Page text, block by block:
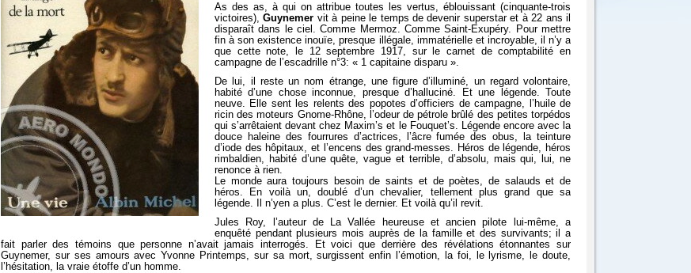
As des as, à qui on attribue toutes les vertus, éblouissant (cinquante-trois
victoires),Guynemer vit à peine le temps de devenir superstar et à 22 ans il
disparaît dans le ciel. Comme Mermoz. Comme Saint-Exupéry. Pour mettre
fin à son existence inouïe, presque illégale, immatérielle et incroyable, il n’y a
que cette note, le 12 septembre 1917, sur le carnet de comptabilité en
campagne de l’escadrille n°3: « 1 capitaine disparu ».
De lui, il reste un nom étrange, une figure d’illuminé, un regard volontaire,
habité d’une chose inconnue, presque d’halluciné. Et une légende. Toute
neuve. Elle sent les relents des popotes d’officiers de campagne, l’huile de
ricin des moteurs Gnome-Rhône, l’odeur de pétrole brûlé des petites torpédos
qui s’arrêtaient devant chez Maxim’s et le Fouquet’s. Légende encore avec la
douce haleine des fourrures d’actrices, l’âcre fumée des obus, la teinture
d’iode des hôpitaux, et l’encens des grand-messes. Héros de légende, héros
rimbaldien, habité d’une quête, vague et terrible, d’absolu, mais qui, lui, ne
renonce à rien.
Le monde aura toujours besoin de saints et de poètes, de salauds et de
héros. En voilà un, doublé d’un chevalier, tellement plus grand que sa
légende. Il n’yen a plus. C’est le dernier. Et voilà qu’il revit.
Jules Roy, l’auteur de La Vallée heureuse et ancien pilote lui-même, a
enquêté pendant plusieurs mois auprès de la famille et des survivants; il a
fait parler des témoins que personne n’avait jamais interrogés. Et voici que derrière des révélations étonnantes sur
Guynemer, sur ses amours avec Yvonne Printemps, sur sa mort, surgissent enfin l’émotion, la foi, le lyrisme, le doute,
l’hésitation, la vraie étoffe d’un homme.